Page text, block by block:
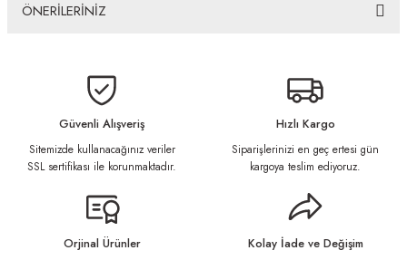
ÖNERİLERİNİZ
yetersiz gördüğünüz noktaları öneri formunu kullanarak tarafımıza
Görüş ve önerileriniz için teşekkür ederiz.
Ürün resmi kalitesiz, bozuk veya görüntülenemiyor.
Ürün bilgilerinde hatalar bulunuyor.
Güvenli Alışveriş
Sitemizde kullanacağınız veriler
SSL sertifikası ile korunmaktadır.
Hızlı Kargo
Siparişlerinizi en geç ertesi gün
kargoya teslim ediyoruz.
Orjinal Ürünler Kolay İade ve Değişim